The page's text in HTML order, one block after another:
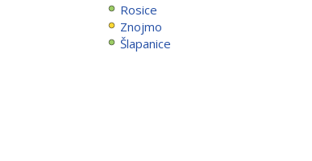
Rosice
Znojmo
Šlapanice